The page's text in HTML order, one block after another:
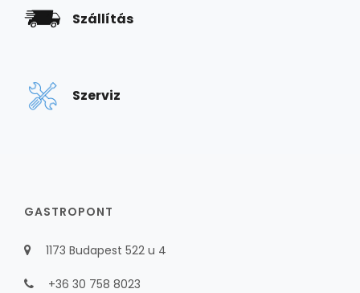
Szállítás
Szerviz
GASTROPONT
1173 Budapest 522 u 4
+36 30 758 8023